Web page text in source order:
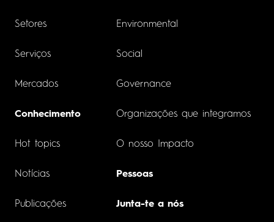
Setores
Serviços
Mercados
Conhecimento
Hot topics
Notícias
Publicações
Environmental
Social
Governance
Organizações que integramos
O nosso Impacto
Pessoas
Junta-te a nós